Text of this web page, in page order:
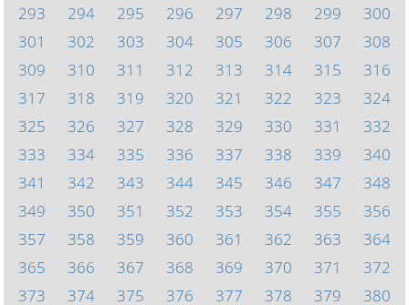
293
294 295 296 297 298 299
300
301
302 303 304 305 306 307
308
309
310 311 312 313 314 315
316
317
318 319 320 321 322 323
324
325
326 327 328 329 330 331
332
333
334 335 336 337 338 339
340
341
342 343 344 345 346 347
348
349
350 351 352 353 354 355
356
357
358 359 360 361 362 363
364
365
366 367 368 369 370 371
372
373
374 375 376 377 378 379 380